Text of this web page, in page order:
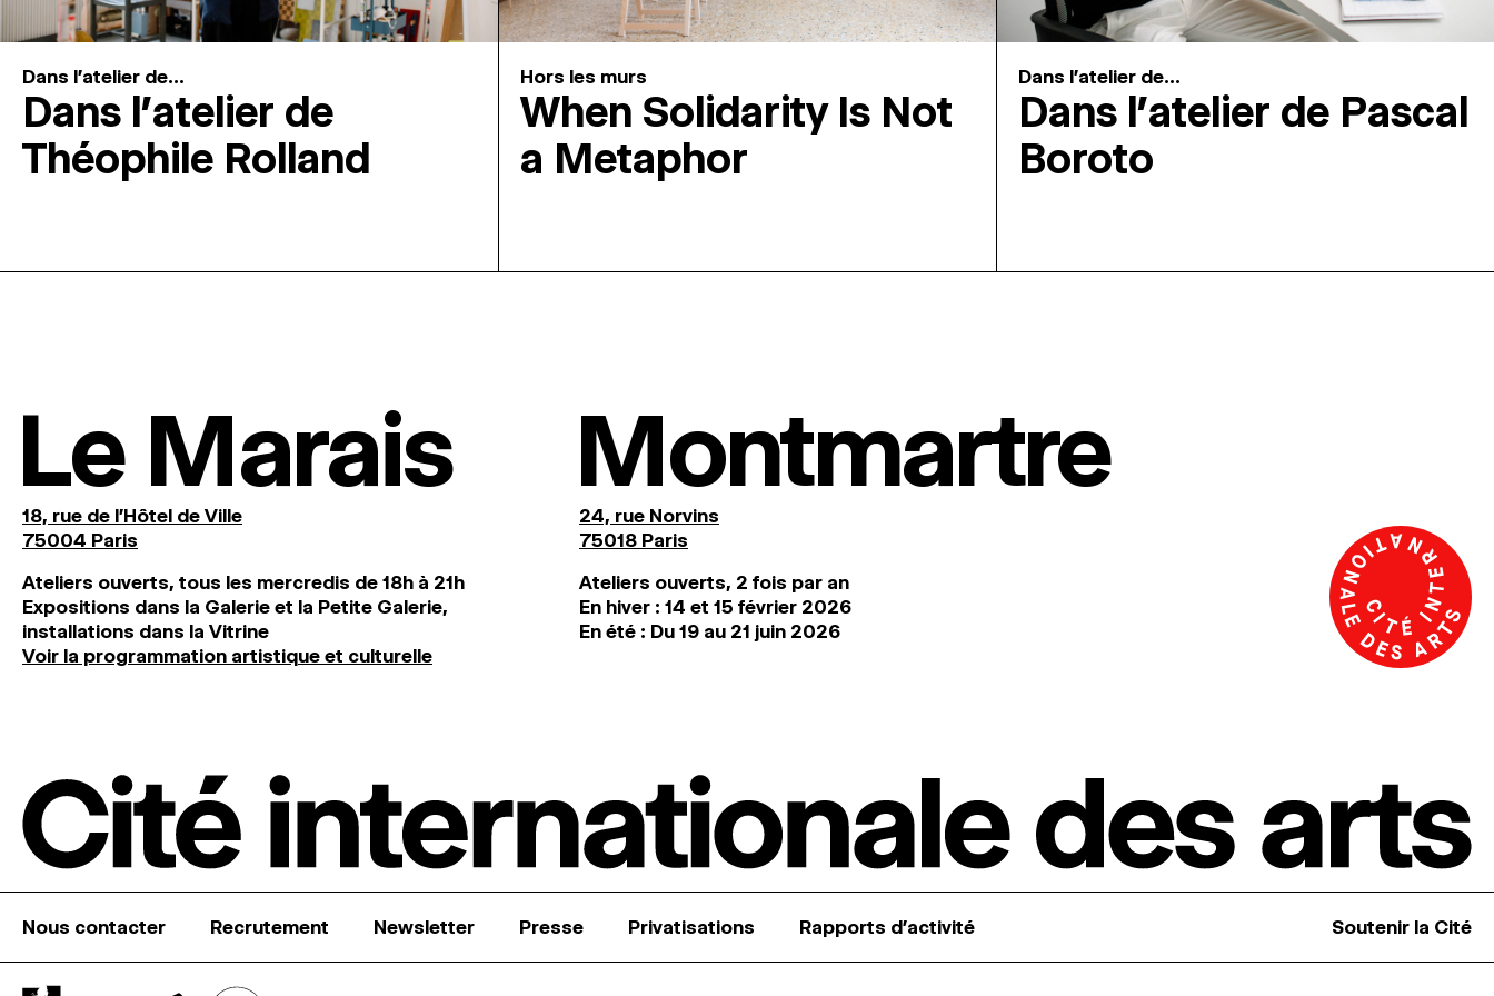
Dans l'atelier de...
Dans l’atelier de
Théophile Rolland
Hors les murs
When Solidarity Is Not
a Metaphor
Dans l'atelier de...
Dans l’atelier de Pascal
Boroto
Le Marais
18, rue de l'Hôtel de Ville
75004 Paris
Ateliers ouverts, tous les mercredis de 18h à 21h
Expositions dans la Galerie et la Petite Galerie,
installations dans la Vitrine
Voir la programmation artistique et culturelle
Montmartre
24, rue Norvins
75018 Paris
Ateliers ouverts, 2 fois par an
En hiver : 14 et 15 février 2026
En été : Du 19 au 21 juin 2026
Nous contacter Recrutement Newsletter Presse Privatisations Rapports d’activité Soutenir la Cité